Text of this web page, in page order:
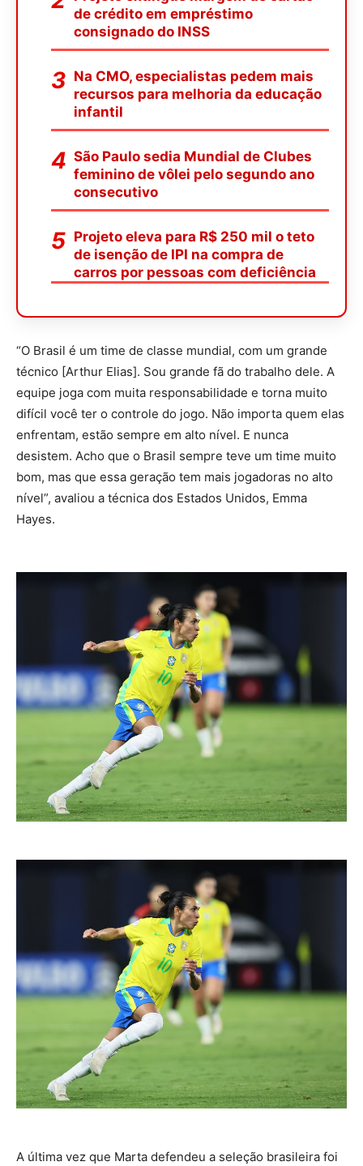
de crédito em empréstimo
consignado do INSS
Na CMO, especialistas pedem mais
recursos para melhoria da educação
infantil
São Paulo sedia Mundial de Clubes
feminino de vôlei pelo segundo ano
consecutivo
Projeto eleva para R$ 250 mil o teto
de isenção de IPI na compra de
carros por pessoas com deficiência
“O Brasil é um time de classe mundial, com um grande
técnico [Arthur Elias]. Sou grande fã do trabalho dele. A
equipe joga com muita responsabilidade e torna muito
difícil você ter o controle do jogo. Não importa quem elas
enfrentam, estão sempre em alto nível. E nunca
desistem. Acho que o Brasil sempre teve um time muito
bom, mas que essa geração tem mais jogadoras no alto
nível”, avaliou a técnica dos Estados Unidos, Emma
Hayes.
A última vez que Marta defendeu a seleção brasileira foi